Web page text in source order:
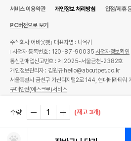
수량 (재고 3개)
서비스 이용약관 개인정보 처리방침 입점/제휴
PC버전으로 보기
주식회사 어바웃펫
대표자명 : 나옥귀
사업자 등록번호 : 120-87-90035사업자정보확인
통신판매업신고번호 : 제 2025-서울금천-2382호
개인정보관리자 : 김원규 hello@aboutpet.co.kr
서울특별시 금천구 가산디지털2로 144, 현대테라타
구매안전(에스크로)서비스